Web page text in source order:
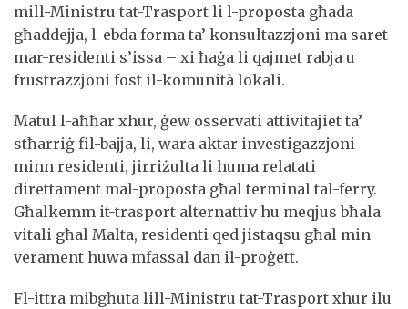
mill-Ministru tat-Trasport li l-proposta għada
għaddejja, l-ebda forma ta’ konsultazzjoni ma saret
mar-residenti s’issa – xi ħaġa li qajmet rabja u
frustrazzjoni fost il-komunità lokali.
Matul l-aħħar xhur, ġew osservati attivitajiet ta’
stħarriġ fil-bajja, li, wara aktar investigazzjoni
minn residenti, jirriżulta li huma relatati
direttament mal-proposta għal terminal tal-ferry.
Għalkemm it-trasport alternattiv hu meqjus bħala
vitali għal Malta, residenti qed jistaqsu għal min
verament huwa mfassal dan il-proġett.
Fl-ittra mibgħuta lill-Ministru tat-Trasport xhur ilu